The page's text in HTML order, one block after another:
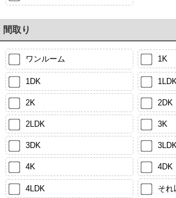
間取り
ワンルーム 1K
1DK 1LDK
2K 2DK
2LDK 3K
3DK 3LDK
4K 4DK
4LDK それ